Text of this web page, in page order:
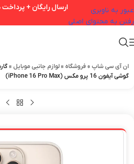
عبور به ناوبری
رفتن به محتوای اصلی
ارسال رایگان +
ان آی سی شاپ» فروشگاه»لوازم جانبی موبایل»
گوشی آیفون 16 پرو مکس (iPhone 16 Pro Max)